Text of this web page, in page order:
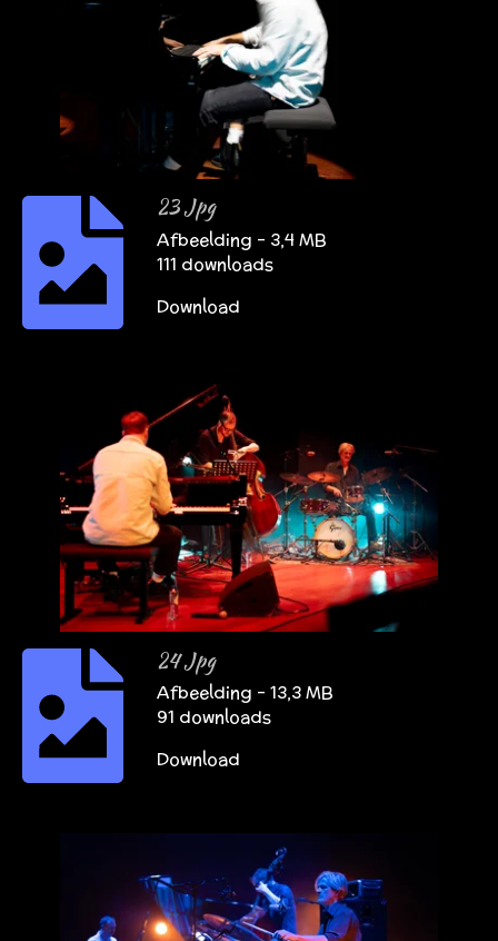
23 Jpg
Afbeelding – 3,4 MB
111 downloads
Download
24 Jpg
Afbeelding – 13,3 MB
91 downloads
Download